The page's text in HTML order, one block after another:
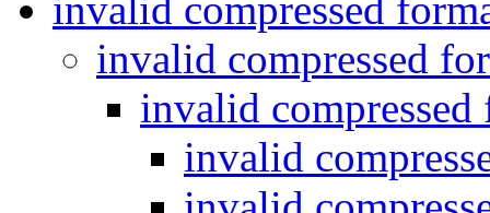
invalid compressed
invalid compressed
invalid
invalid